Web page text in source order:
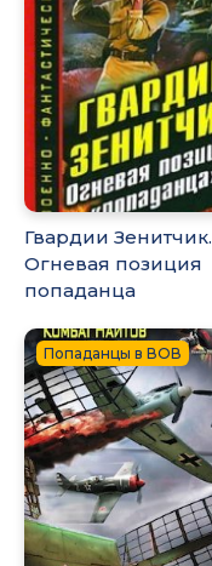
Гвардии Зенитчик.
Огневая позиция
попаданца
Попаданцы в ВОВ